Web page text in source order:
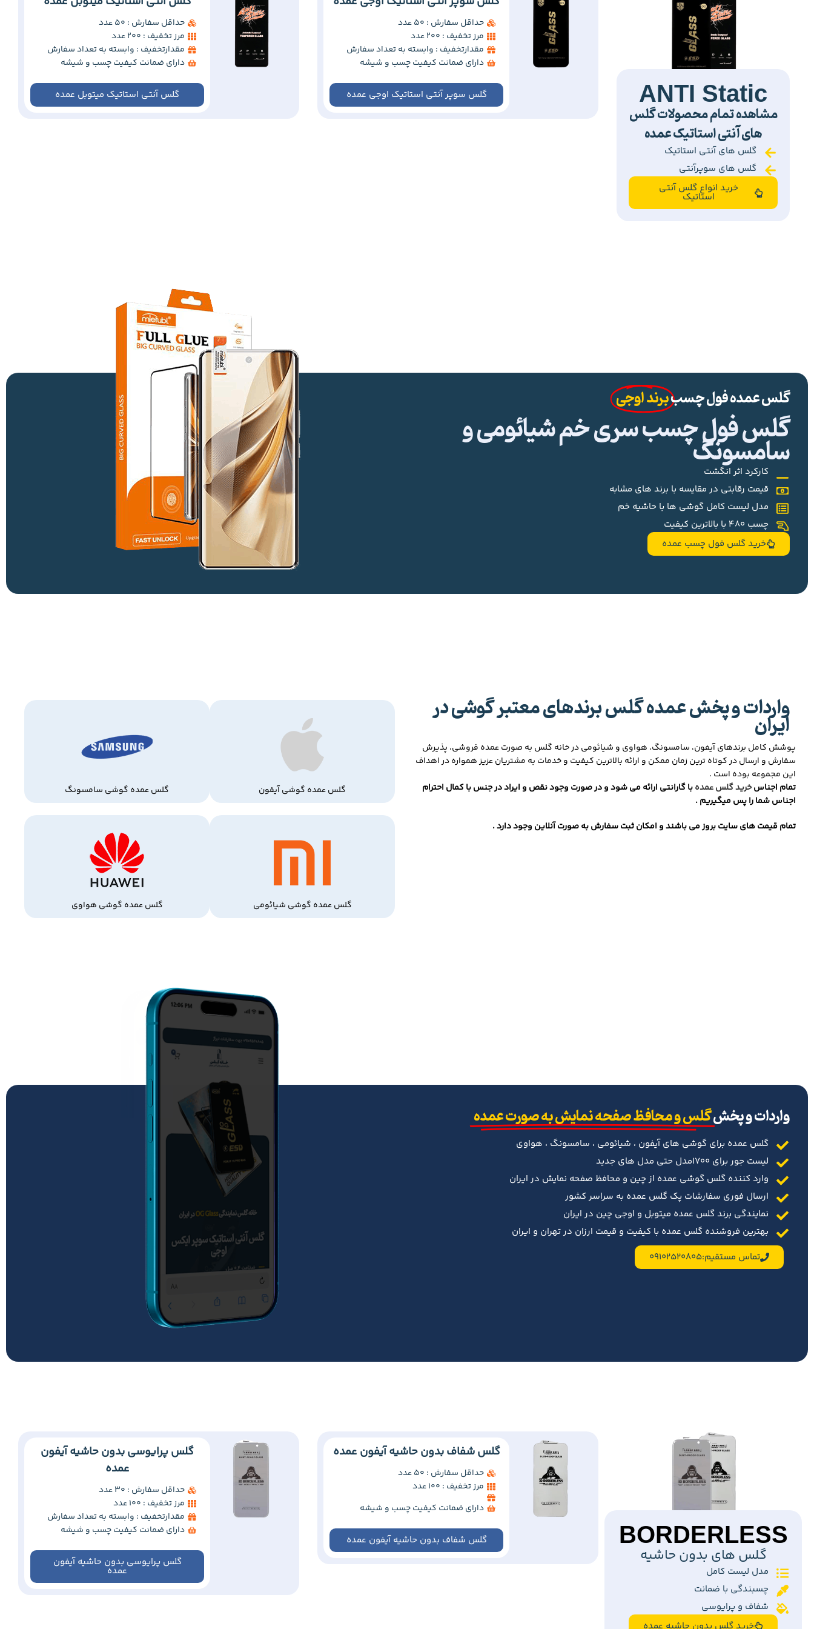
ANTI Static
مشاهده تمام محصولات گلس
های آنتی استاتیک عمده
گلس های آنتی استاتیک
گلس های سوپرآنتی
خرید انواع گلس آنتی
استاتیک
حداقل سفارش : 50 عدد
مرز تخفیف : 200 عدد
مقدارتخفیف : وابسته به تعداد سفارش
دارای ضمانت کیفیت چسب و شیشه
گلس سوپر آنتی استاتیک اوجی عمده
حداقل سفارش : 50 عدد
مرز تخفیف : 200 عدد
مقدارتخفیف : وابسته به تعداد سفارش
دارای ضمانت کیفیت چسب و شیشه
گلس آنتی استاتیک میتوبل عمده
گلس عمده فول چسببرند اوجی
گلس فول چسب سری خم شیائومی و
سامسونگ
کارکرد اثر انگشت
قیمت رقابتی در مقایسه با برند های مشابه
مدل لیست کامل گوشی ها با حاشیه خم
چسب 480 با بالاترین کیفیت
خرید گلس فول چسب عمده
واردات و پخش عمده گلس برندهای معتبر گوشی در
ایران
پوشش کامل برندهای آیفون، سامسونگ، هواوی و شیائومی در خانه گلس به صورت عمده فروشی، پذیرش
سفارش و ارسال در کوتاه ترین زمان ممکن و ارائه بالاترین کیفیت و خدمات به مشتریان عزیز همواره در اهداف
این مجموعه بوده است .
تمام اجناسخرید گلس عمدهبا گارانتی ارائه می شود و در صورت وجود نقص و ایراد در جنس با کمال احترام
اجناس شما را پس میگیریم .
تمام قیمت های سایت بروز می باشند و امکان ثبت سفارش به صورت آنلاین وجود دارد .
گلس عمده گوشی آیفون گلس عمده گوشی سامسونگ
گلس عمده گوشی شیائومی گلس عمده گوشی هواوی
‌واردات و پخشگلس و محافظ صفحه نمایش به صورت عمده
گلس عمده برای گوشی های آیفون ، شیائومی ، سامسونگ ، هواوی
لیست جور برای 1700مدل حتی مدل های جدید
وارد کننده گلس گوشی عمده از چین و محافظ صفحه نمایش در ایران
ارسال فوری سفارشات پک گلس عمده به سراسر کشور
نمایندگی برند گلس عمده میتوبل و اوجی چین در ایران
بهترین فروشنده گلس عمده با کیفیت و قیمت ارزان در تهران و ایران
تماس مستقیم:09102520805
BORDERLESS
گلس های بدون حاشیه
مدل لیست کامل
چسبندگی با ضمانت
شفاف و پرایوسی
گلس شفاف بدون حاشیه آیفون عمده
حداقل سفارش : 50 عدد
مرز تخفیف : 100 عدد
دارای ضمانت کیفیت چسب و شیشه
گلس شفاف بدون حاشیه آیفون عمده
گلس پرایوسی بدون حاشیه آیفون
عمده
حداقل سفارش : 30 عدد
مرز تخفیف : 100 عدد
مقدارتخفیف : وابسته به تعداد سفارش
دارای ضمانت کیفیت چسب و شیشه
گلس پرایوسی بدون حاشیه آیفون
عمده